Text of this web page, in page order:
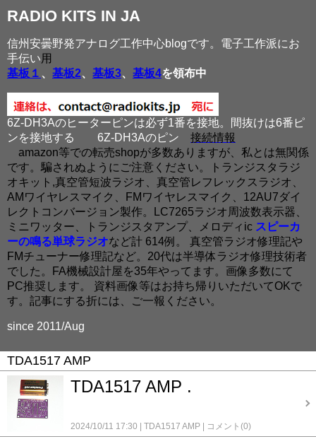
RADIO KITS IN JA
信州安曇野発アナログ工作中心blogです。電子工作派にお
手伝い用
基板１ 、 基板2、 基板3、 基板4を領布中
6Z-DH3Aのヒーターピンは必ず1番を接地。間抜けは6番ピ
ンを接地する
6Z-DH3Aのピン 接続情報
amazon等での転売shopが多数ありますが、私とは無関係
です。騙されぬようにご注意ください。トランジスタラジ
オキット,真空管短波ラジオ、真空管レフレックスラジオ、
AMワイヤレスマイク、FMワイヤレスマイク、12AU7ダイ
レクトコンバージョン製作。LC7265ラジオ周波数表示器、
ミニワッター、トランジスタアンプ、メロディic スピーカ
ーの鳴る単球ラジオなど計 614例。 真空管ラジオ修理記や
FMチューナー修理記など。20代は半導体ラジオ修理技術者
でした。FA機械設計屋を35年やってます。画像多数にて
PC推奨します。 資料画像等はお持ち帰りいただいてOKで
す。記事にする折には、ご一報ください。
since 2011/Aug
TDA1517 AMP
TDA1517 AMP .
2024/10/11 17:30 TDA1517 AMP コメント(0)